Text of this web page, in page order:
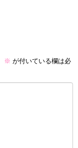
※ が付いている欄は必